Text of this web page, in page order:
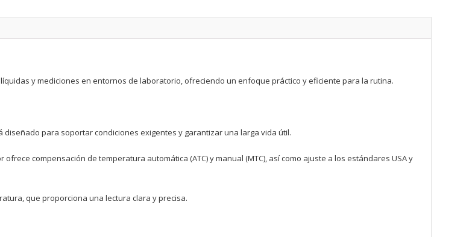
y mediciones en entornos de laboratorio, ofreciendo un enfoque práctico y eficiente para la rutina.
diseñado para soportar condiciones exigentes y garantizar una larga vida útil.
compensación de temperatura automática (ATC) y manual (MTC), así como ajuste a los estándares USA y
que proporciona una lectura clara y precisa.